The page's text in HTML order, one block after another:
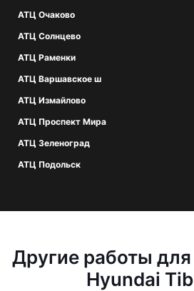
АТЦ Очаково
АТЦ Солнцево
АТЦ Раменки
АТЦ Варшавское ш
АТЦ Измайлово
АТЦ Проспект Мира
АТЦ Зеленоград
АТЦ Подольск
Другие работы
Hyundai